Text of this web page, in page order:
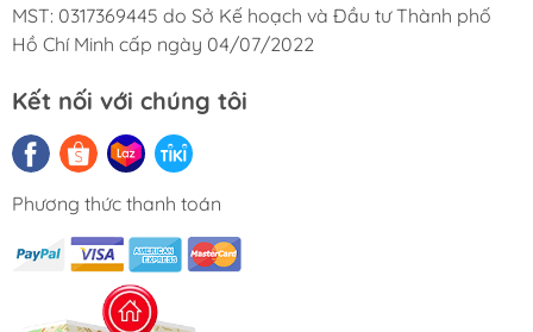
MST: 0317369445 do Sở Kế hoạch và Đầu tư Thành phố
Hồ Chí Minh cấp ngày 04/07/2022
Kết nối với chúng tôi
Phương thức thanh toán